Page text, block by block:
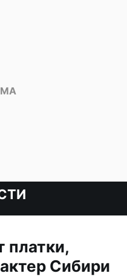
платки,
Сибири